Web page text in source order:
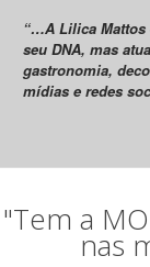
“…A Lilica Mattos
seu DNA, mas
gastronomia,
mídias e redes
"Tem a
nas